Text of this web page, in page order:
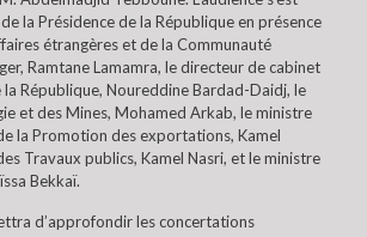
la Présidence de la République en présence
étrangères et de la Communauté
Ramtane Lamamra, le directeur de cabinet
la République, Noureddine Bardad-Daidj, le
et des Mines, Mohamed Arkab, le ministre
la Promotion des exportations, Kamel
Travaux publics, Kamel Nasri, et le ministre
Bekkaï.
d’approfondir les concertations